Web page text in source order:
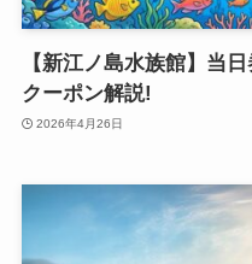
【新江ノ島水族館】当
クーポン解説!
2026年4月26日